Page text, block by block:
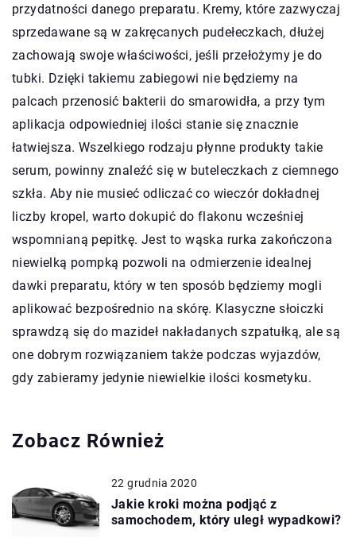
przydatności danego preparatu. Kremy, które zazwyczaj
sprzedawane są w zakręcanych pudełeczkach, dłużej
zachowają swoje właściwości, jeśli przełożymy je do
tubki. Dzięki takiemu zabiegowi nie będziemy na
palcach przenosić bakterii do smarowidła, a przy tym
aplikacja odpowiedniej ilości stanie się znacznie
łatwiejsza. Wszelkiego rodzaju płynne produkty takie
serum, powinny znaleźć się w buteleczkach z ciemnego
szkła. Aby nie musieć odliczać co wieczór dokładnej
liczby kropel, warto dokupić do flakonu wcześniej
wspomnianą pepitkę. Jest to wąska rurka zakończona
niewielką pompką pozwoli na odmierzenie idealnej
dawki preparatu, który w ten sposób będziemy mogli
aplikować bezpośrednio na skórę. Klasyczne słoiczki
sprawdzą się do mazideł nakładanych szpatułką, ale są
one dobrym rozwiązaniem także podczas wyjazdów,
gdy zabieramy jedynie niewielkie ilości kosmetyku.
Zobacz Również
22 grudnia 2020
Jakie kroki można podjąć z
samochodem, który uległ wypadkowi?